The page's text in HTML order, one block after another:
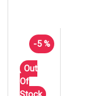
-5 %
Out
Of